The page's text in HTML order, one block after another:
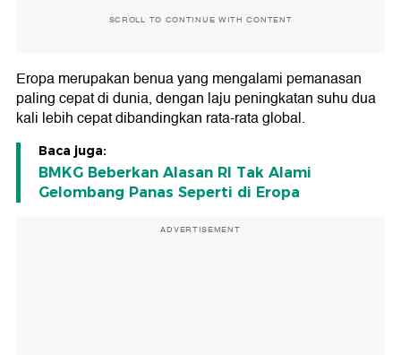
SCROLL TO CONTINUE WITH CONTENT
Eropa merupakan benua yang mengalami pemanasan
paling cepat di dunia, dengan laju peningkatan suhu dua
kali lebih cepat dibandingkan rata-rata global.
Baca juga:
BMKG Beberkan Alasan RI Tak Alami
Gelombang Panas Seperti di Eropa
ADVERTISEMENT